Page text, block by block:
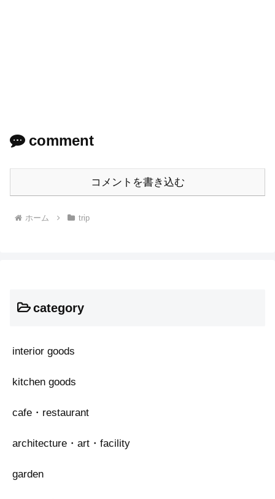
comment
コメントを書き込む
ホーム trip
category
interior goods
kitchen goods
cafe・restaurant
architecture・art・facility
garden